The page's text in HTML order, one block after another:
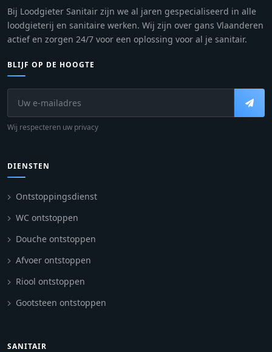
Bij Loodgieter Sanitair zijn we al jaren gespecialiseerd in alle
loodgieterij en sanitaire werken. Wij zijn over gans Vlaanderen
actief en zorgen 24/7 voor een oplossing voor al je sanitair.
BLIJF OP DE HOOGTE
Wij respecteren uw privacy
DIENSTEN
Ontstoppingsdienst
WC ontstoppen
Douche ontstoppen
Afvoer ontstoppen
Riool ontstoppen
Gootsteen ontstoppen
SANITAIR